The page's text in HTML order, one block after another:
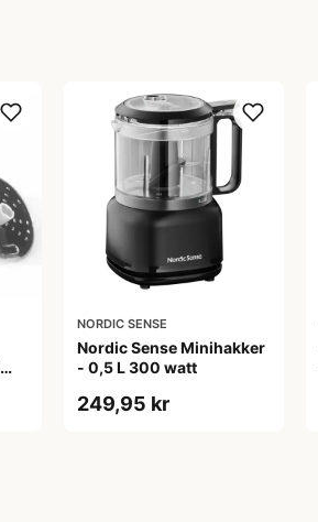
NORDIC SENSE
Nordic Sense Minihakker
- 0,5 L 300 watt
249,95 kr